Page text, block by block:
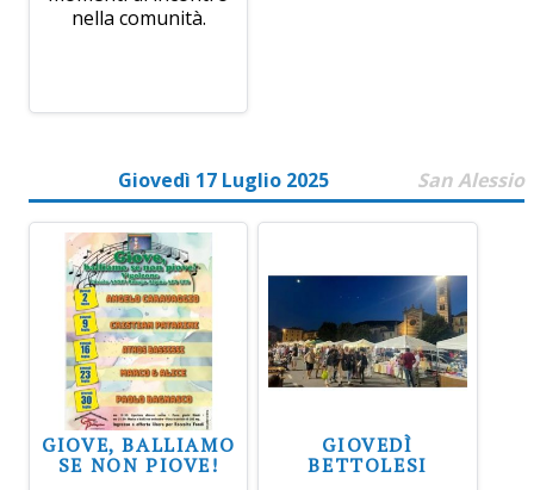
nella comunità.
Giovedì 17 Luglio 2025 San Alessio
GIOVE, BALLIAMO
SE NON PIOVE!
GIOVEDÌ
BETTOLESI